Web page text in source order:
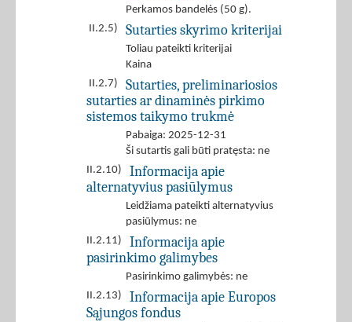
Perkamos bandelės (50 g).
II.2.5)
Sutarties skyrimo kriterijai
Toliau pateikti kriterijai
Kaina
II.2.7)
Sutarties, preliminariosios
sutarties ar dinaminės pirkimo
sistemos taikymo trukmė
Pabaiga: 2025-12-31
Ši sutartis gali būti pratęsta: ne
II.2.10)
Informacija apie
alternatyvius pasiūlymus
Leidžiama pateikti alternatyvius
pasiūlymus: ne
II.2.11)
Informacija apie
pasirinkimo galimybes
Pasirinkimo galimybės: ne
II.2.13)
Informacija apie Europos
Sąjungos fondus